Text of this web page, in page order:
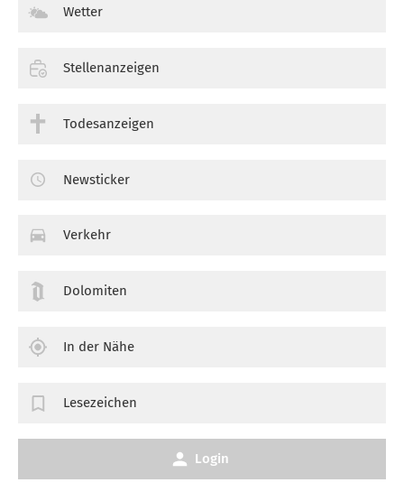
Wetter
Stellenanzeigen
Todesanzeigen
Newsticker
Verkehr
Dolomiten
In der Nähe
Lesezeichen
Login